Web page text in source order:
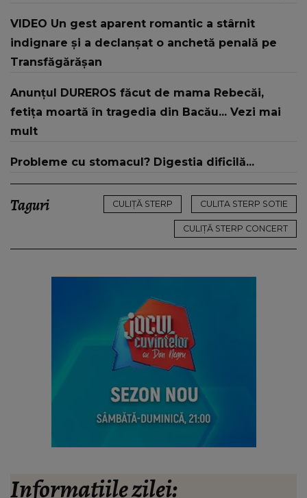
VIDEO Un gest aparent romantic a stârnit
indignare și a declanșat o anchetă penală pe
Transfăgărășan
Anunțul DUREROS făcut de mama Rebecăi,
fetița moartă în tragedia din Bacău... Vezi mai
mult
Probleme cu stomacul? Digestia dificilă...
Taguri CULIȚĂ STERP CULITA STERP SOTIE
CULIȚĂ STERP CONCERT
Informațiile zilei: